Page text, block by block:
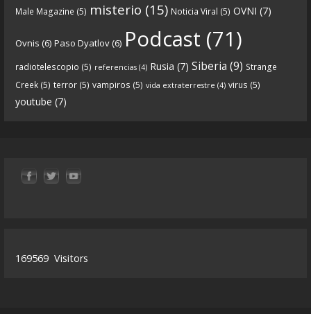
Tras una exhaustiva investigación en los orígenes
y desarrollo de Qanon, la madre de todas las
more
Male Magazine (5) misterio (15) Noticia Viral (5) OVNI (7)
Ovnis (6) Paso Dyatlov (6) Podcast (71)
radiotelescopio (5) referencias (4) Rusia (7) Siberia (9) Strange
Creek (5) terror (5) vampiros (5) vida extraterrestre (4) virus (5)
youtube (7)
169569 Visitors